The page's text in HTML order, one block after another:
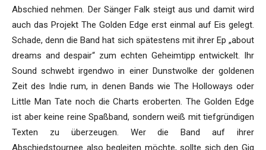
Abschied nehmen. Der Sänger Falk steigt aus und damit wird
auch das Projekt The Golden Edge erst einmal auf Eis gelegt.
Schade, denn die Band hat sich spätestens mit ihrer Ep „about
dreams and despair“ zum echten Geheimtipp entwickelt. Ihr
Sound schwebt irgendwo in einer Dunstwolke der goldenen
Zeit des Indie rum, in denen Bands wie The Holloways oder
Little Man Tate noch die Charts eroberten. The Golden Edge
ist aber keine reine Spaßband, sondern weiß mit tiefgründigen
Texten zu überzeugen. Wer die Band auf ihrer
Abschiedstournee also begleiten möchte, sollte sich den Gig